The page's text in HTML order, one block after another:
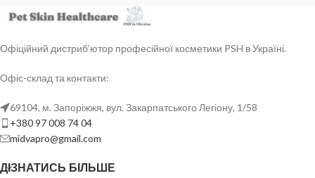
Офіційний дистриб’ютор професійної косметики PSH в Україні.
Офіс-склад та контакти:
69104, м. Запоріжжя, вул. Закарпатського Легіону, 1/58
+380 97 008 74 04
midvapro@gmail.com
ДІЗНАТИСЬ БІЛЬШЕ